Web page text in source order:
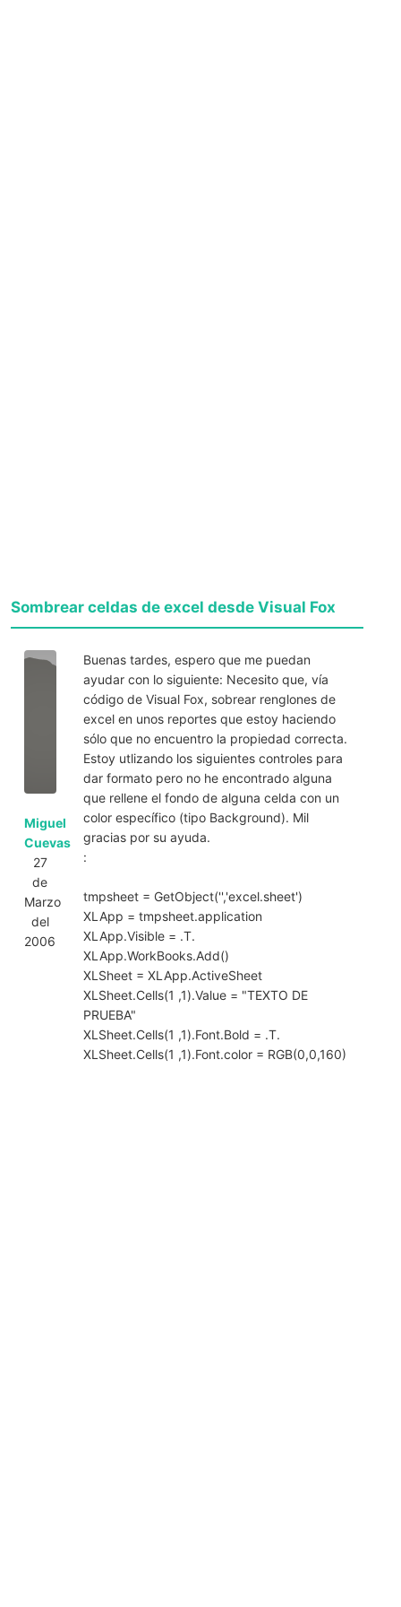
Sombrear celdas de excel desde Visual Fox
Miguel
Cuevas
27
de
Marzo
del
2006
Buenas tardes, espero que me puedan
ayudar con lo siguiente: Necesito que, vía
código de Visual Fox, sobrear renglones de
excel en unos reportes que estoy haciendo
sólo que no encuentro la propiedad correcta.
Estoy utlizando los siguientes controles para
dar formato pero no he encontrado alguna
que rellene el fondo de alguna celda con un
color específico (tipo Background). Mil
gracias por su ayuda.
:
tmpsheet = GetObject('','excel.sheet')
XLApp = tmpsheet.application
XLApp.Visible = .T.
XLApp.WorkBooks.Add()
XLSheet = XLApp.ActiveSheet
XLSheet.Cells(1 ,1).Value = "TEXTO DE
PRUEBA"
XLSheet.Cells(1 ,1).Font.Bold = .T.
XLSheet.Cells(1 ,1).Font.color = RGB(0,0,160)